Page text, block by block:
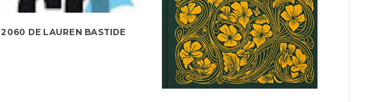
2060 DE LAUREN BASTIDE